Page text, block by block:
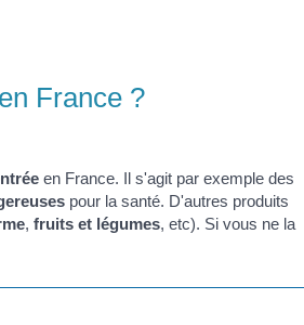
France ?
en France. Il s'agit par exemple des
pour la santé. D'autres produits
, fruits et légumes, etc). Si vous ne la